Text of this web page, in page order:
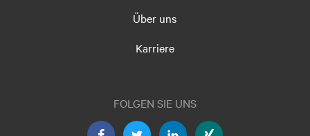
Über uns
Karriere
FOLGEN SIE UNS